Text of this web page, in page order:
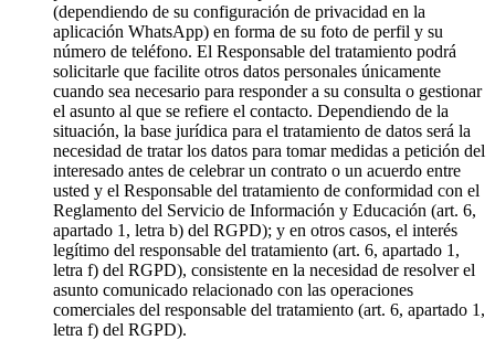
(dependiendo de su configuración de privacidad en la
aplicación WhatsApp) en forma de su foto de perfil y su
número de teléfono. El Responsable del tratamiento podrá
solicitarle que facilite otros datos personales únicamente
cuando sea necesario para responder a su consulta o gestionar
el asunto al que se refiere el contacto. Dependiendo de la
situación, la base jurídica para el tratamiento de datos será la
necesidad de tratar los datos para tomar medidas a petición del
interesado antes de celebrar un contrato o un acuerdo entre
usted y el Responsable del tratamiento de conformidad con el
Reglamento del Servicio de Información y Educación (art. 6,
apartado 1, letra b) del RGPD); y en otros casos, el interés
legítimo del responsable del tratamiento (art. 6, apartado 1,
letra f) del RGPD), consistente en la necesidad de resolver el
asunto comunicado relacionado con las operaciones
comerciales del responsable del tratamiento (art. 6, apartado 1,
letra f) del RGPD).